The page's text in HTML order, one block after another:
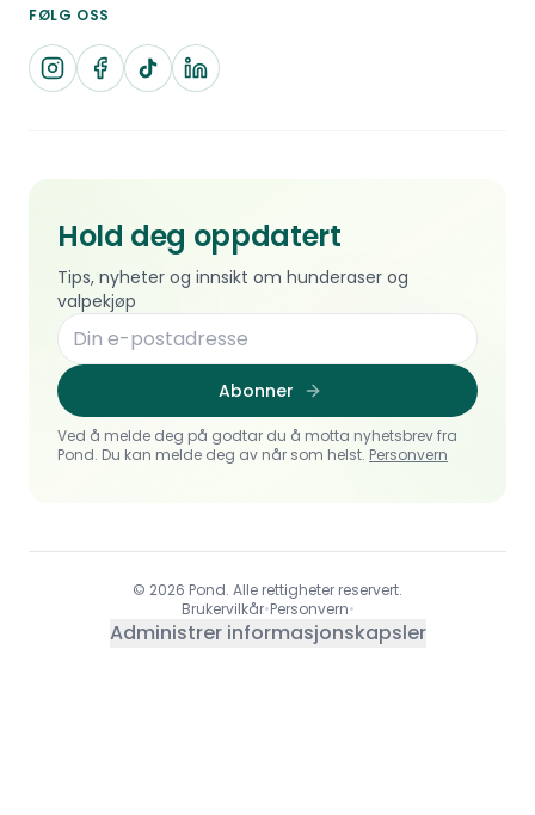
FØLG OSS
Hold deg oppdatert
Tips, nyheter og innsikt om hunderaser og
valpekjøp
Abonner
Ved å melde deg på godtar du å motta nyhetsbrev fra
Pond. Du kan melde deg av når som helst. Personvern
© 2026 Pond. Alle rettigheter reservert.
Brukervilkår•Personvern•
Administrer informasjonskapsler